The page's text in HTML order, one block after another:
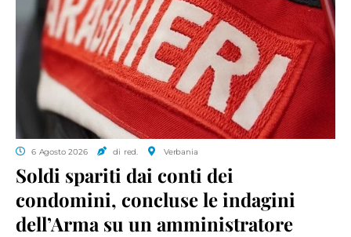
6 Agosto 2026 di red. Verbania
Soldi spariti dai conti dei
condomini, concluse le indagini
dell’Arma su un amministratore